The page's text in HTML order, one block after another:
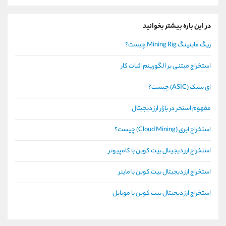
در این باره بیشتر بخوانید
ریگ ماینینگ Mining Rig چیست؟
استخراج مبتنی بر الگوریتم اثبات کار
ای سیک (ASIC) چیست؟
مفهوم استخر در بازار ارز دیجیتال
استخراج ابری (Cloud Mining) چیست؟
استخراج ارز دیجیتال بیت کوین با کامپیوتر
استخراج ارز دیجیتال بیت کوین با ماینر
استخراج ارز دیجیتال بیت کوین با موبایل